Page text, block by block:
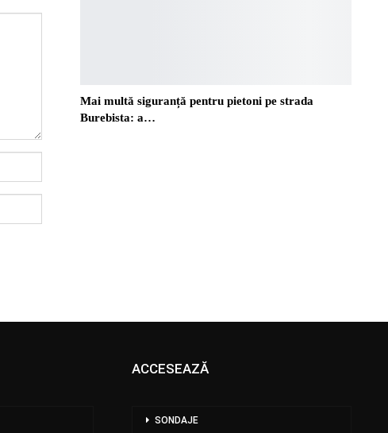
Mai multă siguranță pentru pietoni pe strada
Burebista: a…
ACCESEAZĂ
SONDAJE